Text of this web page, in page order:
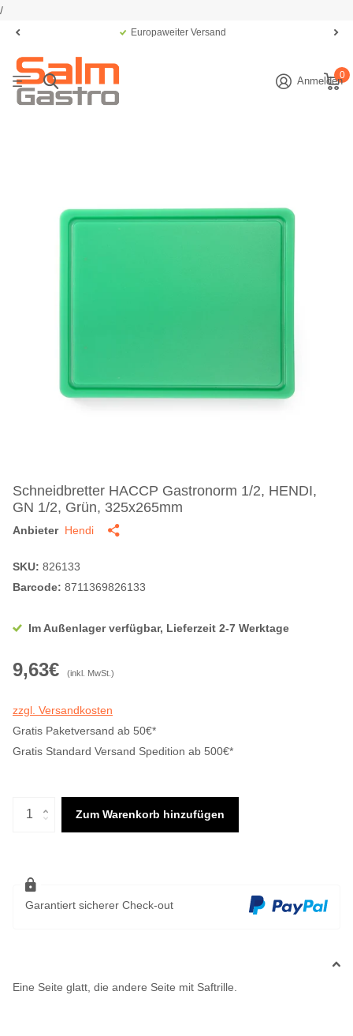
/
Europaweiter Versand
Anmelden0
Schneidbretter HACCP Gastronorm 1/2, HENDI,
GN 1/2, Grün, 325x265mm
Anbieter Hendi
SKU: 826133
Barcode: 8711369826133
Im Außenlager verfügbar, Lieferzeit 2-7 Werktage
9,63€ (inkl. MwSt.)
zzgl. Versandkosten
Gratis Paketversand ab 50€*
Gratis Standard Versand Spedition ab 500€*
Zum Warenkorb hinzufügen
Garantiert sicherer Check-out
Eine Seite glatt, die andere Seite mit Saftrille.